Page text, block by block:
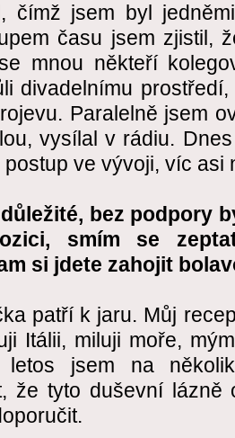
čímž jsem byl
času jsem zjistil,
mnou někteří
divadelnímu
Paralelně jsem
vysílal v rádiu.
ve vývoji, víc asi
bez podpory
smím se
si jdete zahojit
patří k jaru. Můj
Itálii, miluji moře,
letos jsem na
že tyto duševní lázně